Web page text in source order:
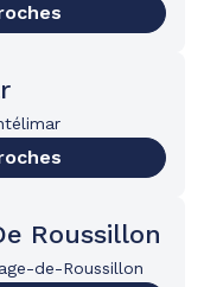
Roussillon
de-Roussillon